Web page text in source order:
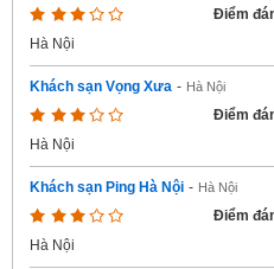
Điểm
Hà Nội
Khách sạn Vọng Xưa - Hà Nội
Điểm
Hà Nội
Khách sạn Ping Hà Nội - Hà Nội
Điểm
Hà Nội